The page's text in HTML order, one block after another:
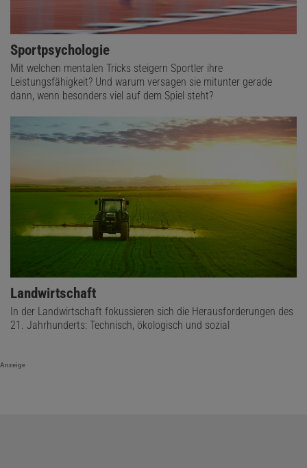
Sportpsychologie
Mit welchen mentalen Tricks steigern Sportler ihre
Leistungsfähigkeit? Und warum versagen sie mitunter gerade
dann, wenn besonders viel auf dem Spiel steht?
Landwirtschaft
In der Landwirtschaft fokussieren sich die Herausforderungen des
21. Jahrhunderts: Technisch, ökologisch und sozial
Anzeige